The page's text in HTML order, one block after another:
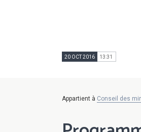
20 OCT 2016 13:31
Appartient à Conseil des